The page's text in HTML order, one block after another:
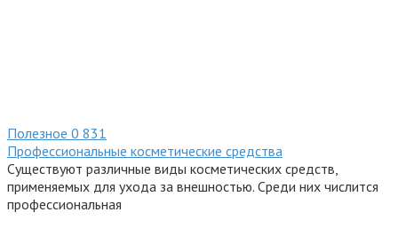
Полезное 0 831
Профессиональные косметические средства
Существуют различные виды косметических средств,
применяемых для ухода за внешностью. Среди них числится
профессиональная